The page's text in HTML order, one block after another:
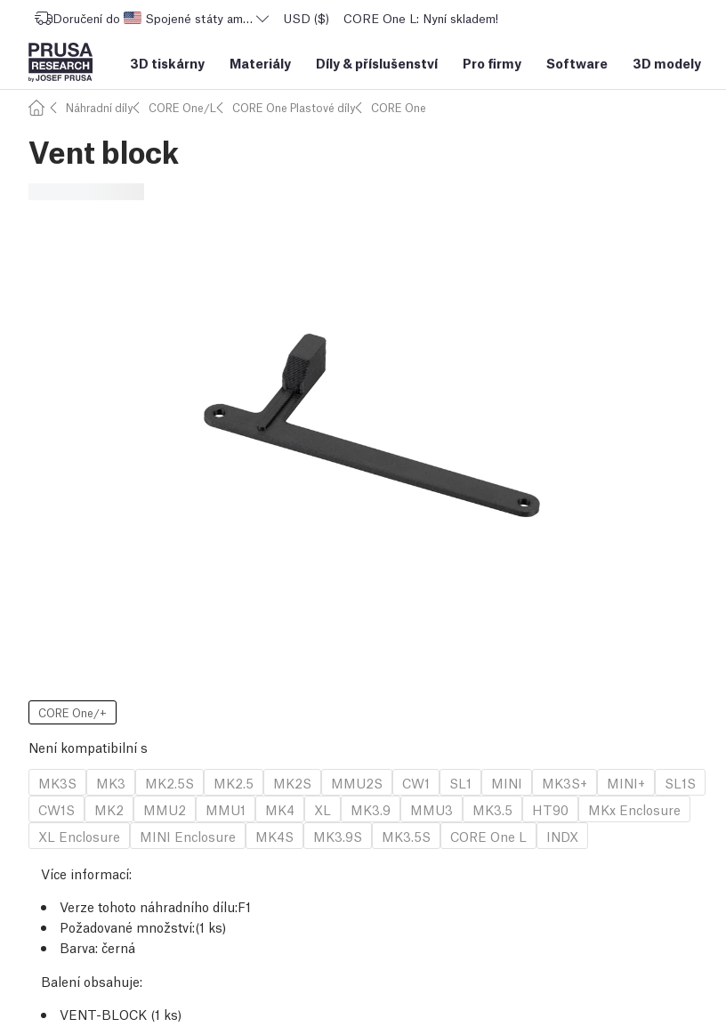
Doručení do Spojené státy americké USD ($) CORE One L: Nyní skladem!
3D tiskárny Materiály Díly & příslušenství Pro firmy Software 3D modely
Náhradní díly CORE One/L CORE One Plastové díly CORE One
Vent block
CORE One/+
Není kompatibilní s
MK3S
MK3 MK2.5S MK2.5 MK2S MMU2S CW1 SL1 MINI MK3S+ MINI+
SL1S
CW1S
MK2 MMU2 MMU1 MK4 XL MK3.9 MMU3 MK3.5 HT90
MKx Enclosure
XL Enclosure
MINI Enclosure MK4S MK3.9S MK3.5S CORE One L INDX
Více informací:
Verze tohoto náhradního dílu:F1
Požadované množství:(1 ks)
Barva: černá
Balení obsahuje:
VENT-BLOCK (1 ks)